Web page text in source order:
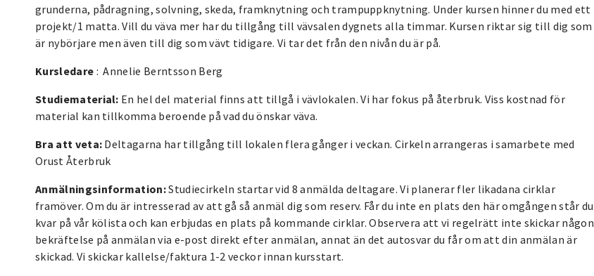
grunderna, pådragning, solvning, skeda, framknytning och trampuppknytning. Under kursen hinner du med ett
projekt/1 matta. Vill du väva mer har du tillgång till vävsalen dygnets alla timmar. Kursen riktar sig till dig som
är nybörjare men även till dig som vävt tidigare. Vi tar det från den nivån du är på.
Kursledare : Annelie Berntsson Berg
Studiematerial: En hel del material finns att tillgå i vävlokalen. Vi har fokus på återbruk. Viss kostnad för
material kan tillkomma beroende på vad du önskar väva.
Bra att veta: Deltagarna har tillgång till lokalen flera gånger i veckan. Cirkeln arrangeras i samarbete med
Orust Återbruk
Anmälningsinformation:Studiecirkeln startar vid 8 anmälda deltagare. Vi planerar fler likadana cirklar
framöver. Om du är intresserad av att gå så anmäl dig som reserv. Får du inte en plats den här omgången står du
kvar på vår kölista och kan erbjudas en plats på kommande cirklar. Observera att vi regelrätt inte skickar någon
bekräftelse på anmälan via e-post direkt efter anmälan, annat än det autosvar du får om att din anmälan är
skickad. Vi skickar kallelse/faktura 1-2 veckor innan kursstart.